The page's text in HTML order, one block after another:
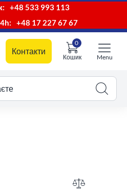
+48 533 993 113
+48 17 227 67 67
Контакти
Кошик
0
Menu